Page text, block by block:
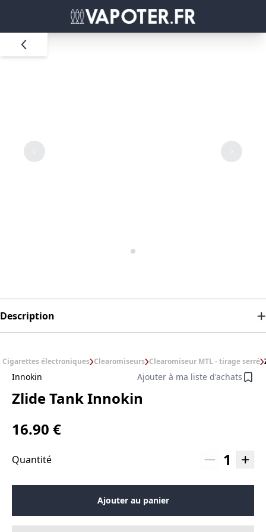
Description
Cigarettes électroniques Clearomiseurs Clearomiseur MTL - tirage serré
Innokin Ajouter à ma liste d'achats
Zlide Tank Innokin
16.90 €
Quantité 1
Ajouter au panier